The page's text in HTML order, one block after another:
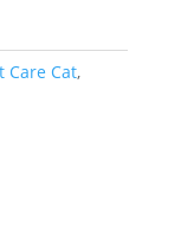
Care Cat,